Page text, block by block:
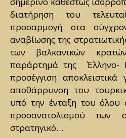
διατήρηση του
προσαρμογή στα
αναβίωσης της
των βαλκανικών
παράρτημά της Έλληνο-
προσέγγιση αποκλειστικά
αποθάρρυνση του
υπό την ένταξη του όλου
προσανατολισμού των
στρατηγικό…